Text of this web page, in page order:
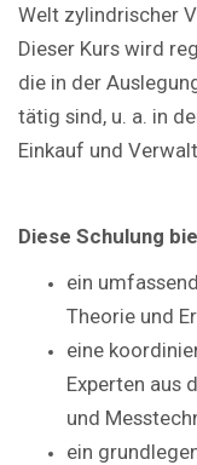
Welt zylindrischer
Dieser Kurs wird
die in der
tätig sind, u. a. in
Einkauf und
Diese Schulung
ein
Theorie und
eine
Experten aus
und
ein